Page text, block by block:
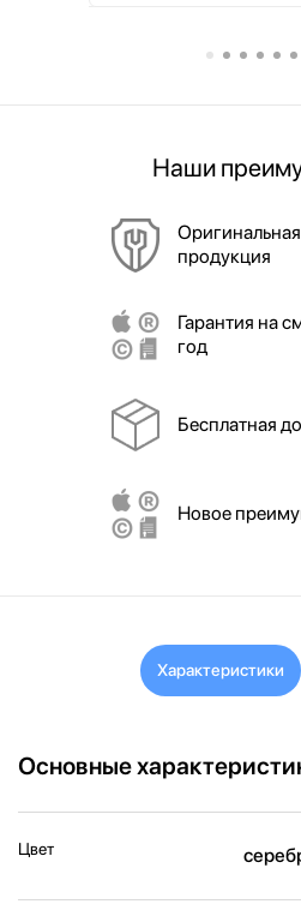
Наши
Оригинальная
продукция
Гарантия на
год
Бесплатная
Новое
Характеристики
Основные
Цвет